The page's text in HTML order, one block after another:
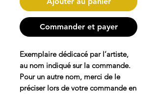
Commander et payer
Exemplaire dédicacé par l’artiste,
au nom indiqué sur la commande.
Pour un autre nom, merci de le
préciser lors de votre commande en